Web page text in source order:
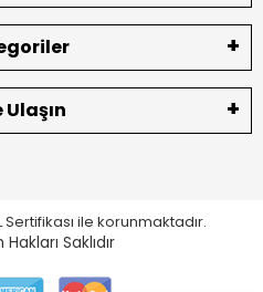
Ulaşın
ile korunmaktadır.
Hakları Saklıdır